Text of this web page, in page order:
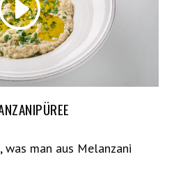
was man aus Melanzani